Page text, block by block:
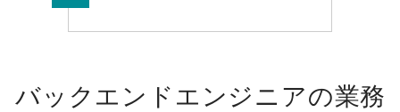
バックエンドエンジニアの業務